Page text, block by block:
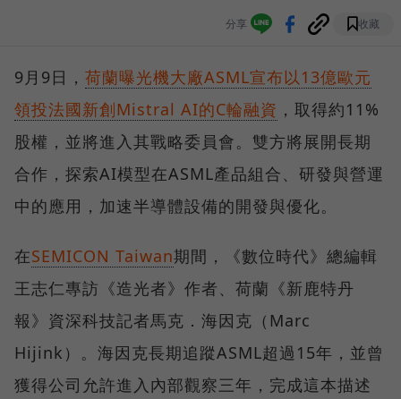
分享 收藏
9月9日， 荷蘭曝光機大廠ASML宣布以13億歐元
領投法國新創Mistral AI的C輪融資 ，取得約11%
股權，並將進入其戰略委員會。雙方將展開長期
合作，探索AI模型在ASML產品組合、研發與營運
中的應用，加速半導體設備的開發與優化。
在SEMICON Taiwan期間，《數位時代》總編輯
王志仁專訪《造光者》作者、荷蘭《新鹿特丹
報》資深科技記者馬克．海因克（Marc
Hijink）。海因克長期追蹤ASML超過15年，並曾
獲得公司允許進入內部觀察三年，完成這本描述